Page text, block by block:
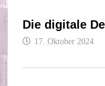
Die digitale
17. Oktober 2024